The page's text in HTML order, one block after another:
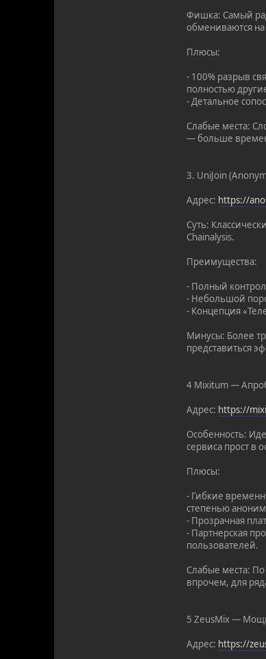
Фишка: Самый
обмениваются
Плюсы:
- 100% разрыв
полностью
- Детальное
Слабые места:
— больше
3. UniJoin
Адрес: https://
Суть:
Chainalysis.
Преимущества:
- Полный
- Небольшой
- Концепция
Минусы: Более
представиться
4 Mixitum —
Адрес: https://
Особенность:
сервиса прост в
Плюсы:
- Гибкие
степенью
- Прозрачная
- Партнерская
пользователей.
Слабые места:
впрочем, для
5 ZeusMix —
Адрес: https://